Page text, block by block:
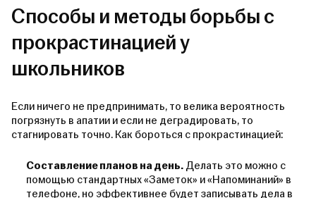
Способы и методы борьбы с
прокрастинацией у
школьников
Если ничего не предпринимать, то велика вероятность
погрязнуть в апатии и если не деградировать, то
стагнировать точно. Как бороться с прокрастинацией:
Составление планов на день.Делать это можно с
помощью стандартных «Заметок» и «Напоминаний» в
телефоне, но эффективнее будет записывать дела в